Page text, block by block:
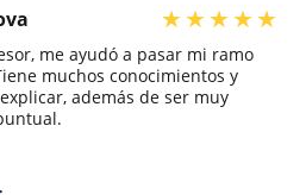
★★★★★
me ayudó a pasar mi ramo
muchos conocimientos y
además de ser muy